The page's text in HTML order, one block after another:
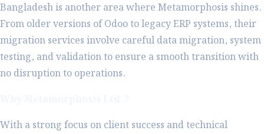
Bangladesh is another area where Metamorphosis shines.
From older versions of Odoo to legacy ERP systems, their
migration services involve careful data migration, system
testing, and validation to ensure a smooth transition with
no disruption to operations.
With a strong focus on client success and technical